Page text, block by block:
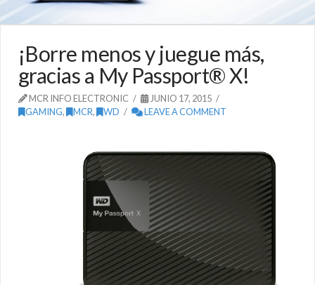
¡Borre menos y juegue más,
gracias a My Passport® X!
MCR INFO ELECTRONIC
JUNIO 17, 2015
GAMING, MCR, WD LEAVE A COMMENT